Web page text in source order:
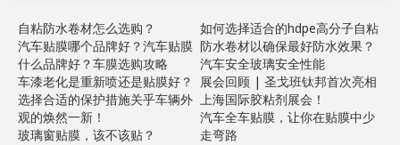
自粘防水卷材怎么选购？
汽车贴膜哪个品牌好？汽车贴膜
什么品牌好？车膜选购攻略
车漆老化是重新喷还是贴膜好？
选择合适的保护措施关乎车辆外
观的焕然一新！
玻璃窗贴膜，该不该贴？
如何选择适合的hdpe高分子自粘
防水卷材以确保最好防水效果？
汽车安全玻璃安全性能
展会回顾 | 圣戈班钛邦首次亮相
上海国际胶粘剂展会！
汽车全车贴膜，让你在贴膜中少
走弯路